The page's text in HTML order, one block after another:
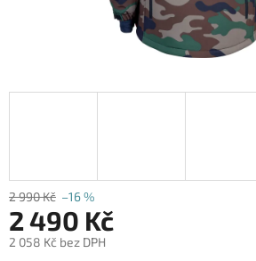
2 990 Kč –16 %
2 490 Kč
2 058 Kč bez DPH